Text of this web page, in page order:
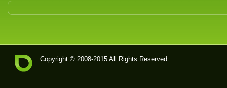
Copyright © 2008-2015 All Rights Reserved.